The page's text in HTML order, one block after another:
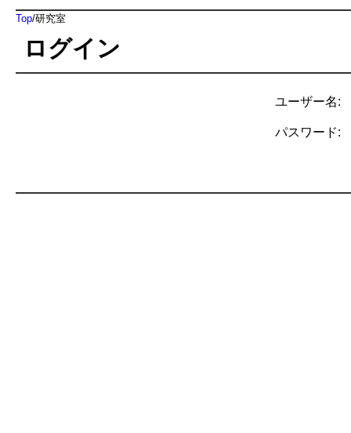
Top/研究室
ログイン
ユーザー名:
パスワード: